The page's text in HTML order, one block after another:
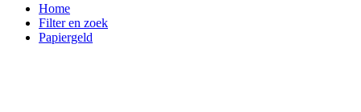
Home
Filter en zoek
Papiergeld